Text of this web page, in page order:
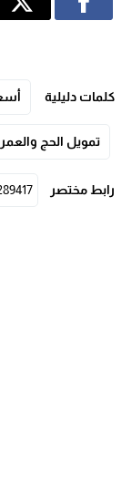
كلمات دليلية
تمويل الحج
رابط مختصر